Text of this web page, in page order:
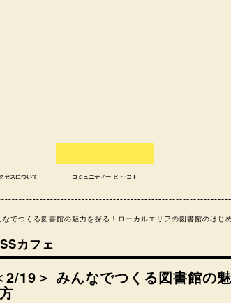
セスについて コミュニティー⋅ヒト⋅コト
つくる図書館の魅力を探る！ローカルエリアの図書館のはじ
カフェ
19＞ みんなでつくる図書館の